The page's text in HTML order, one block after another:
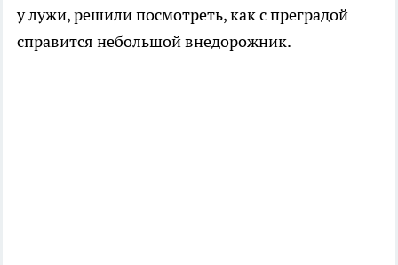
у лужи, решили посмотреть, как с преградой
справится небольшой внедорожник.